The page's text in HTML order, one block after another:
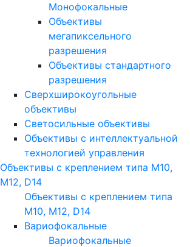
Монофокальные
Объективы
мегапиксельного
разрешения
Объективы стандартного
разрешения
Сверхширокоугольные
объективы
Светосильные объективы
Объективы с интеллектуальной
технологией управления
Объективы с креплением типа M10,
M12, D14
Объективы с креплением типа
M10, M12, D14
Вариофокальные
Вариофокальные